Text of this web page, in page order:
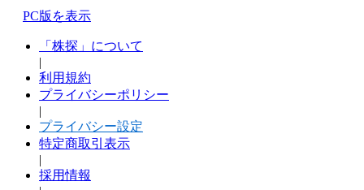
PC版を表示
「株探」について
|
利用規約
プライバシーポリシー
|
プライバシー設定
特定商取引表示
|
採用情報